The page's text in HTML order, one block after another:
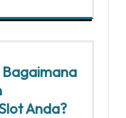
Bagaimana
Anda?